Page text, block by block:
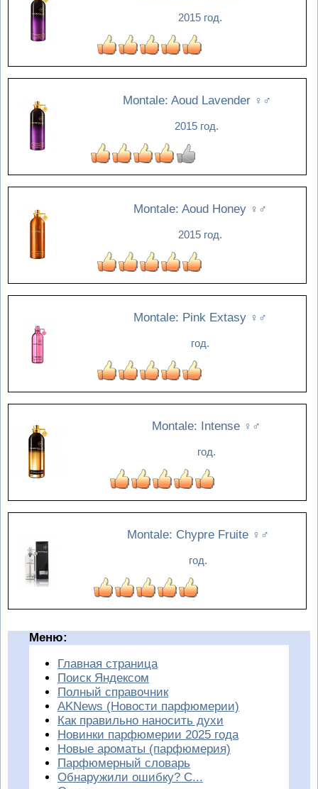
2015 год.
Montale: Aoud Lavender ♀♂
2015 год.
Montale: Aoud Honey ♀♂
2015 год.
Montale: Pink Extasy ♀♂
год.
Montale: Intense ♀♂
год.
Montale: Chypre Fruite ♀♂
год.
Меню:
Главная страница
Поиск Яндексом
Полный справочник
AKNews (Новости парфюмерии)
Как правильно наносить духи
Новинки парфюмерии 2025 года
Новые ароматы (парфюмерия)
Парфюмерный словарь
Обнаружили ошибку? С...